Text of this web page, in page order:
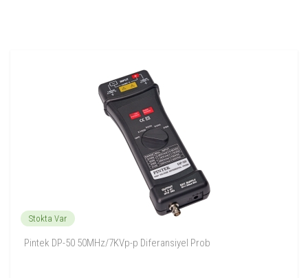
Stokta Var
Pintek DP-50 50MHz/7KVp-p Diferansiyel Prob